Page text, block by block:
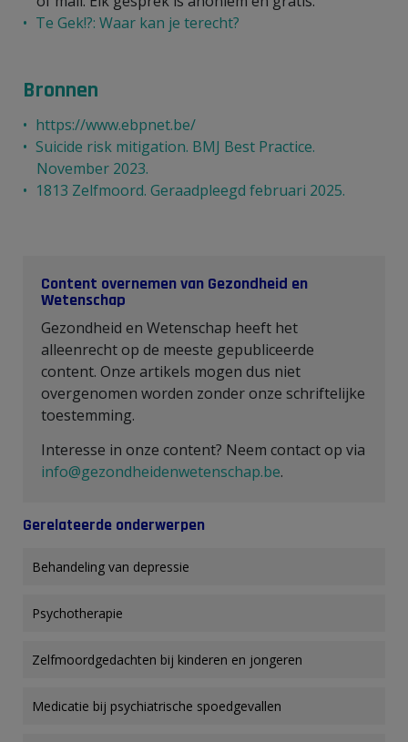
Te Gek!?: Waar kan je terecht?
Bronnen
https://www.ebpnet.be/
Suicide risk mitigation. BMJ Best Practice.
November 2023.
1813 Zelfmoord. Geraadpleegd februari 2025.
Content overnemen van Gezondheid en
Wetenschap
Gezondheid en Wetenschap heeft het
alleenrecht op de meeste gepubliceerde
content. Onze artikels mogen dus niet
overgenomen worden zonder onze schriftelijke
toestemming.
Interesse in onze content? Neem contact op via
info@gezondheidenwetenschap.be.
Gerelateerde onderwerpen
Behandeling van depressie
Psychotherapie
Zelfmoordgedachten bij kinderen en jongeren
Medicatie bij psychiatrische spoedgevallen